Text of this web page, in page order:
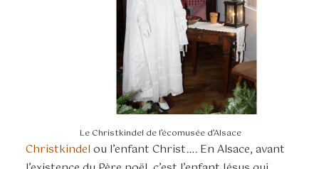
Le Christkindel de l’écomusée d’Alsace
Christkindel ou l’enfant Christ…. En Alsace, avant